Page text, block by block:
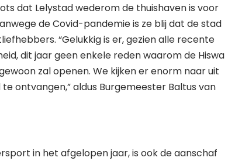
dat Lelystad wederom de thuishaven is voor
de Covid-pandemie is ze blij dat de stad
“Gelukkig is er, gezien alle recente
dit jaar geen enkele reden waarom de Hiswa
zal openen. We kijken er enorm naar uit
ontvangen,” aldus Burgemeester Baltus van
in het afgelopen jaar, is ook de aanschaf